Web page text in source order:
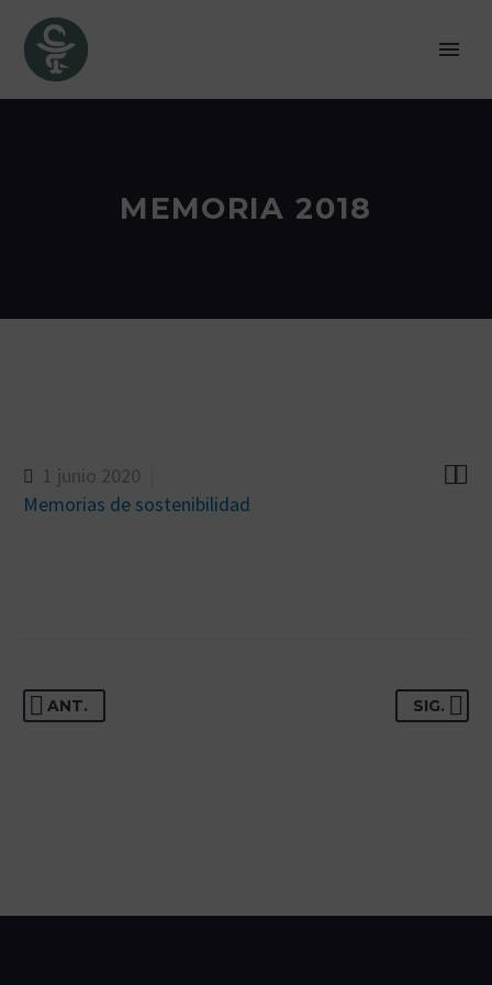
MEMORIA 2018

1 junio 2020
Memorias de sostenibilidad
ANT. SIG.